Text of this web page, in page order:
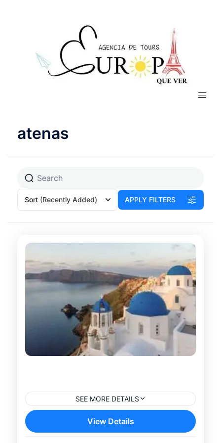
atenas
Sort (Recently Added) APPLY FILTERS
SEE MORE DETAILS
Descubre dos de los barrios más
emblemáticos de Atenas con este tour en
View Details